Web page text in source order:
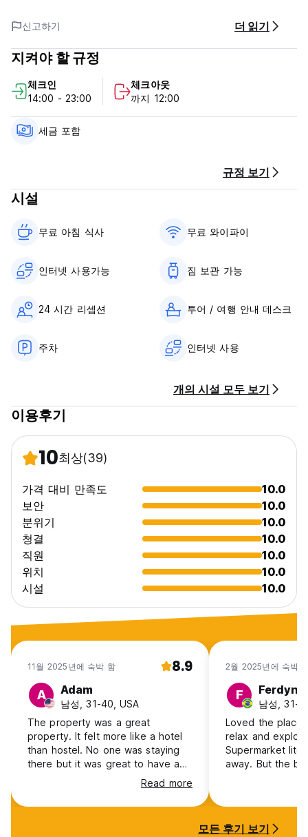
얀 모래.
Enseada의 해변에서는 서핑 강습, 제트 스카이 대여, 바나나 보
트, 퀴즈 등 다양한 활동을 즐길 수 있습니다.
위한 6개의 개인실이 있으며, 모든 객실에는 욕실이 딸려 있고 선
풍기와 개인 사물함이 갖춰져 있습니다.
또한 맛있고 풍성한 아침 식사, 매우 멋진 수영장, 투숙객용 주방,
습니다.
다.
며 좋은 친구를 사귀시기를 바랍니다. 우리는 당신을 여기에 초대
해 주셔서 감사합니다!
예약을 취소해야 하는 경우 도착하기 최소 48시간 전에 취소해야
체크인: 14:00
12월 15일부터 3월 15일 사이에 예약하는 경우 예약 보장을 위해
50%가 미리 청구됩니다(환불 불가). 숙소에서 연락하여 예약에
사용된 신용카드의 CVV 코드를 요청하거나 보증금.
적용됩니다. (Auto-translated from original language)
신고하기 더 읽기
지켜야 할 규정
체크인
14:00 - 23:00
체크아웃
까지 12:00
세금 포함
규정 보기
시설
무료 아침 식사‎ 무료 와이파이
인터넷 사용가능 짐 보관 가능
24 시간 리셉션 투어 / 여행 안내 데스크
주차 인터넷 사용
개의 시설 모두 보기
이용후기
10최상(39)
가격 대비 만족도
10.0
보안
10.0
분위기
10.0
청결
10.0
직원
10.0
위치
10.0
시설
10.0
11월 2025년에 숙박 함 8.9
A Adam
남성, 31-40, USA
The property was a great
property. It felt more like a hotel
than hostel. No one was staying
there but it was great to have a
bathroom for the shared bedroom.
Location could be better but hard
to judge based what you are
Read more
2월 2025년에 숙박
F
남성, 31-
Loved the
relax and
Supermarket
away. But the
모든 후기 보기